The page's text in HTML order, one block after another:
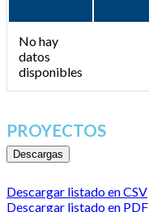
No hay
datos
disponibles
PROYECTOS
Descargas
Descargar listado en CSV
Descargar listado en PDF